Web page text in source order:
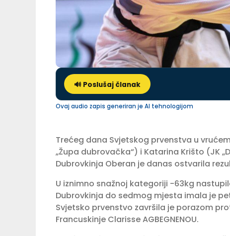
🔊 Poslušaj članak
Ovaj audio zapis generiran je AI tehnologijom
Trećeg dana Svjetskog prvenstva u
„Župa dubrovačka“) i Katarina Krišto (JK
Dubrovkinja Oberan je danas ostvarila
U iznimno snažnoj kategoriji -63kg
Dubrovkinja do sedmog mjesta imala je
Svjetsko prvenstvo završila je porazom
Francuskinje Clarisse AGBEGNENOU.